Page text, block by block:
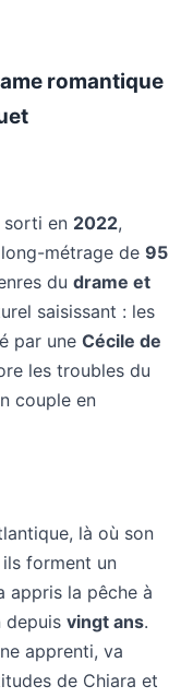
romantique
sorti en 2022,
métrage de 95
du drame et
saisissant : les
par une Cécile de
les troubles du
couple en
là où son
forment un
appris la pêche à
depuis vingt ans.
apprenti, va
de Chiara et